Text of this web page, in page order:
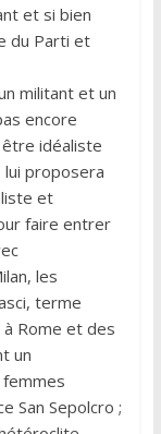
et si bien
du Parti et
militant et un
encore
idéaliste
lui proposera
et
faire entrer
les
terme
Rome et des
un
San Sepolcro ;